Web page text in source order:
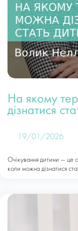
На якому
дізнатися
19/01/2026
Очікування дитини — це
коли можна дізнатися